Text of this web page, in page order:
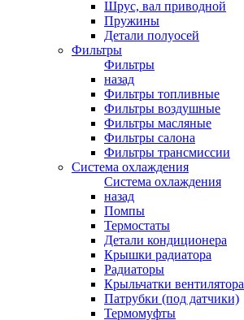
Шрус, вал приводной
Пружины
Детали полуосей
Фильтры
Фильтры
назад
Фильтры топливные
Фильтры воздушные
Фильтры масляные
Фильтры салона
Фильтры трансмиссии
Система охлаждения
Система охлаждения
назад
Помпы
Термостаты
Детали кондиционера
Крышки радиатора
Радиаторы
Крыльчатки вентилятора
Патрубки (под датчики)
Термомуфты